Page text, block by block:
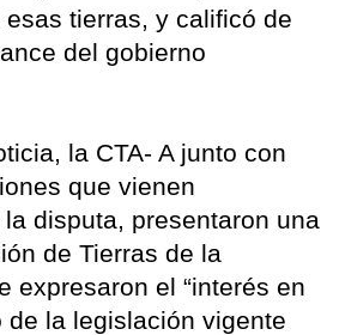
tierras, y calificó de
del gobierno
la CTA- A junto con
que vienen
disputa, presentaron una
de Tierras de la
expresaron el “interés en
de la legislación vigente